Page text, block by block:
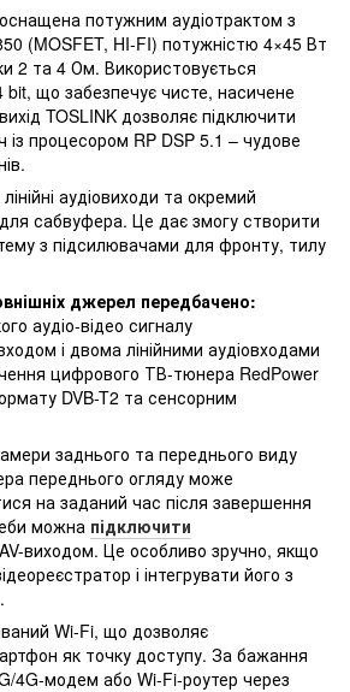
потужним аудіотрактом з
(MOSFET, HI-FI) потужністю 4×45 Вт
2 та 4 Ом. Використовується
що забезпечує чисте, насичене
TOSLINK дозволяє підключити
із процесором RP DSP 5.1 – чудове
аудіовиходи та окремий
сабвуфера. Це дає змогу створити
з підсилювачами для фронту, тилу
джерел передбачено:
аудіо-відео сигналу
і двома лінійними аудіовходами
цифрового ТВ-тюнера RedPower
DVB-T2 та сенсорним
заднього та переднього виду
переднього огляду може
на заданий час після завершення
можна підключити
AV-виходом. Це особливо зручно, якщо
і інтегрувати його з
Wi-Fi, що дозволяє
як точку доступу. За бажання
4G-модем або Wi-Fi-роутер через